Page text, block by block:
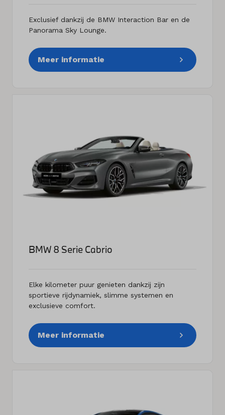
Exclusief dankzij de BMW Interaction Bar en de
Panorama Sky Lounge.
Meer informatie
BMW 8 Serie Cabrio
Elke kilometer puur genieten dankzij zijn
sportieve rijdynamiek, slimme systemen en
exclusieve comfort.
Meer informatie